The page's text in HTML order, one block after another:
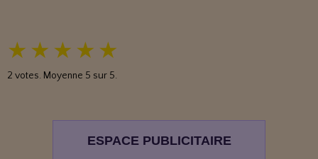
★ ★ ★ ★ ★
2 votes. Moyenne 5 sur 5.
ESPACE PUBLICITAIRE